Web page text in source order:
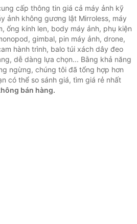
cấp thông tin giá cả máy ảnh kỹ
ảnh không gương lật Mirroless, máy
ống kính len, body máy ảnh, phụ kiện
gimbal, pin máy ảnh, drone,
hành trình, balo túi xách dây đeo
dễ dàng lựa chọn... Bằng khả năng
ngừng, chúng tôi đã tổng hợp hơn
có thể so sánh giá, tìm giá rẻ nhất
bán hàng.